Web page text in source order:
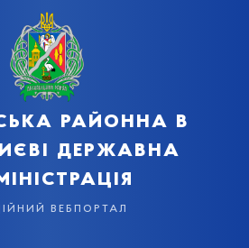
районна в
державна
вебпортал